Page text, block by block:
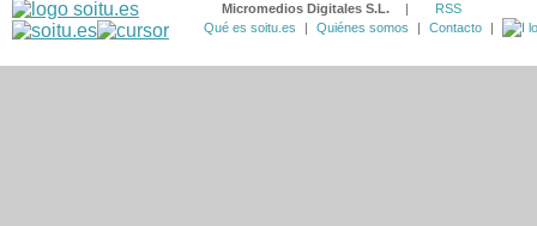
Micromedios Digitales S.L. |
RSS
Qué es soitu.es
| Quiénes somos | Contacto |